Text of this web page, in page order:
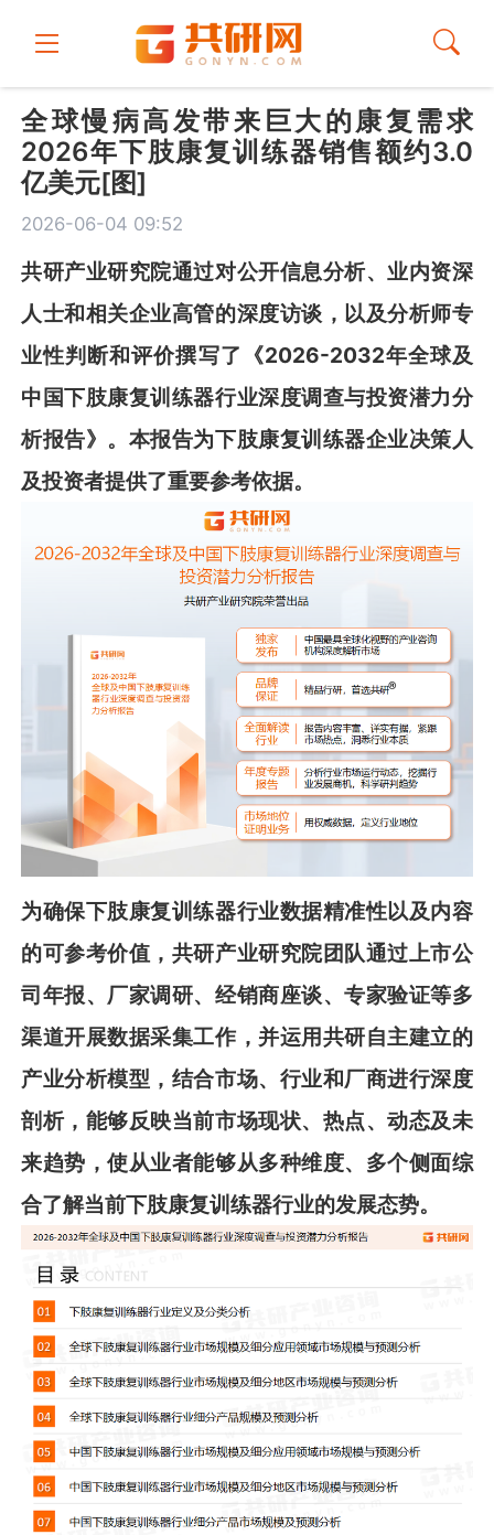
全球慢病高发带来巨大的康复需求
2026年下肢康复训练器销售额约3.0
亿美元[图]
2026-06-04 09:52
共研产业研究院通过对公开信息分析、业内资深
人士和相关企业高管的深度访谈，以及分析师专
业性判断和评价撰写了《2026-2032年全球及
中国下肢康复训练器行业深度调查与投资潜力分
析报告》 。本报告为下肢康复训练器企业决策人
及投资者提供了重要参考依据。
为确保下肢康复训练器行业数据精准性以及内容
的可参考价值，共研产业研究院团队通过上市公
司年报、厂家调研、经销商座谈、专家验证等多
渠道开展数据采集工作，并运用共研自主建立的
产业分析模型，结合市场、行业和厂商进行深度
剖析，能够反映当前市场现状、热点、动态及未
来趋势，使从业者能够从多种维度、多个侧面综
合了解当前下肢康复训练器行业的发展态势。